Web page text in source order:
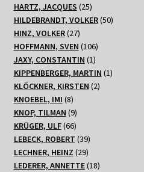
Produkte
HARTZ, JACQUES 2525
Produkte
HILDEBRANDT, VOLKER 5050
HINZ, VOLKER 2727
Produkte
HOFFMANN, SVEN 106106
Produkte
JAXY, CONSTANTIN 11
Produkt
KIPPENBERGER, MARTIN 11
KLÖCKNER, KIRSTEN 22
KNOEBEL, IMI 88
Produkte
KNOP, TILMAN 99
Produkte
KRÜGER, ULF 6666
Produkte
LEBECK, ROBERT 3939
Produkte
LECHNER, HEINZ 2929
Produkte
LEDERER, ANNETTE 1818